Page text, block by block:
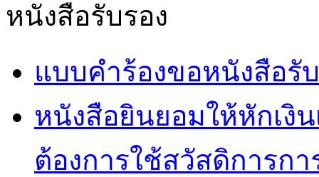
หนังสือรับรอง
แบบคำร้องขอหนังสือรั
หนังสือยินยอมให้หักเงิ
ต้องการใช้สวัสดิการก